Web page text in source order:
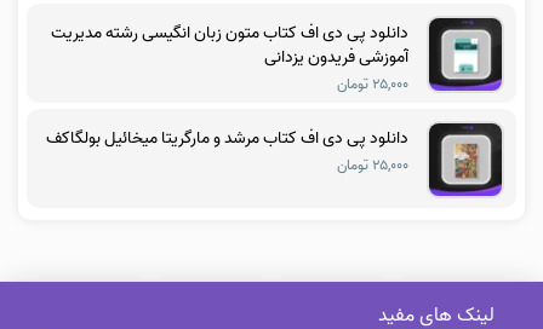
دانلود پی دی اف کتاب متون زبان انگیسی رشته مدیریت
آموزشی فریدون یزدانی
۲۵,۰۰۰ تومان
دانلود پی دی اف کتاب مرشد و مارگریتا میخائیل بولگاکف
۲۵,۰۰۰ تومان
لینک های مفید